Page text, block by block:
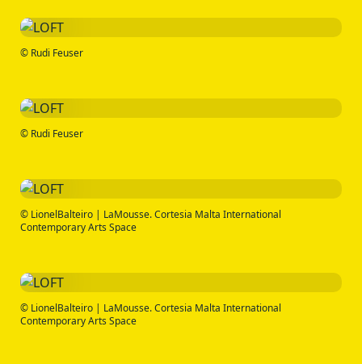
© Rudi Feuser
© Rudi Feuser
© LionelBalteiro | LaMousse. Cortesia Malta International
Contemporary Arts Space
© LionelBalteiro | LaMousse. Cortesia Malta International
Contemporary Arts Space